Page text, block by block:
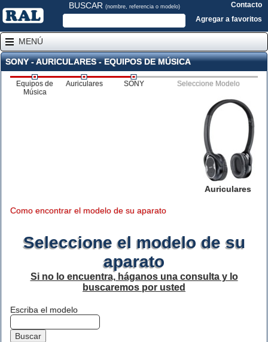
BUSCAR (nombre, referencia o modelo)
Contacto
Agregar a favoritos
MENÚ
SONY - AURICULARES - EQUIPOS DE MÚSICA
Equipos de
Música
Auriculares SONY Seleccione Modelo
Auriculares
Como encontrar el modelo de su aparato
Seleccione el modelo de su
aparato
Si no lo encuentra, háganos una consulta y lo
buscaremos por usted
Escriba el modelo